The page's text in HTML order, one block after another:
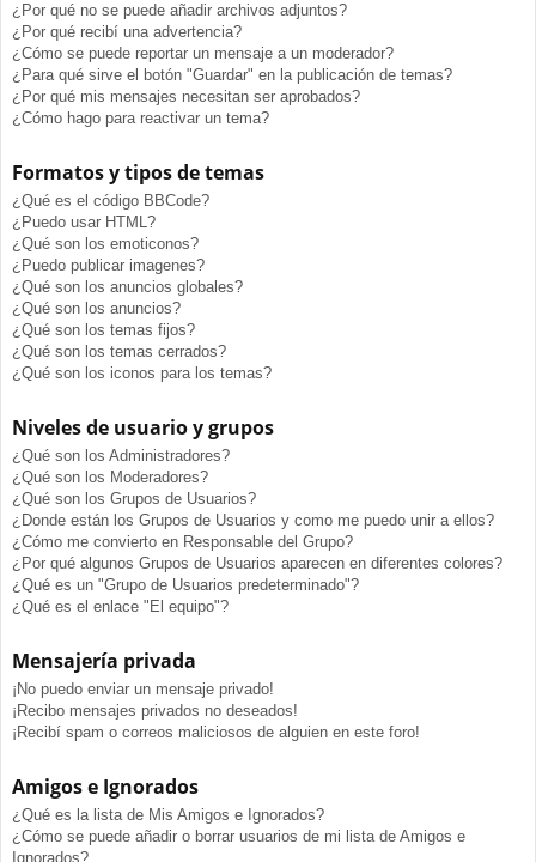
¿Por qué no se puede añadir archivos adjuntos?
¿Por qué recibí una advertencia?
¿Cómo se puede reportar un mensaje a un moderador?
¿Para qué sirve el botón "Guardar" en la publicación de temas?
¿Por qué mis mensajes necesitan ser aprobados?
¿Cómo hago para reactivar un tema?
Formatos y tipos de temas
¿Qué es el código BBCode?
¿Puedo usar HTML?
¿Qué son los emoticonos?
¿Puedo publicar imagenes?
¿Qué son los anuncios globales?
¿Qué son los anuncios?
¿Qué son los temas fijos?
¿Qué son los temas cerrados?
¿Qué son los iconos para los temas?
Niveles de usuario y grupos
¿Qué son los Administradores?
¿Qué son los Moderadores?
¿Qué son los Grupos de Usuarios?
¿Donde están los Grupos de Usuarios y como me puedo unir a ellos?
¿Cómo me convierto en Responsable del Grupo?
¿Por qué algunos Grupos de Usuarios aparecen en diferentes colores?
¿Qué es un "Grupo de Usuarios predeterminado"?
¿Qué es el enlace "El equipo"?
Mensajería privada
¡No puedo enviar un mensaje privado!
¡Recibo mensajes privados no deseados!
¡Recibí spam o correos maliciosos de alguien en este foro!
Amigos e Ignorados
¿Qué es la lista de Mis Amigos e Ignorados?
¿Cómo se puede añadir o borrar usuarios de mi lista de Amigos e
Ignorados?